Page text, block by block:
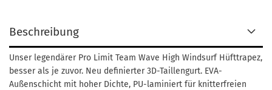
Beschreibung
Unser legendärer Pro Limit Team Wave High Windsurf Hüfttrapez,
besser als je zuvor. Neu definierter 3D-Taillengurt. EVA-
Außenschicht mit hoher Dichte, PU-laminiert für knitterfreien